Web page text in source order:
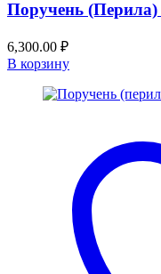
Поручень (Перила)
6,300.00 ₽
В корзину